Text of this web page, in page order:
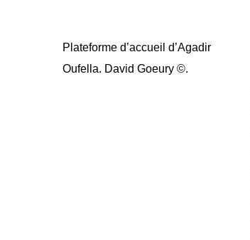
Plateforme d’accueil d’Agadir
Oufella. David Goeury ©.